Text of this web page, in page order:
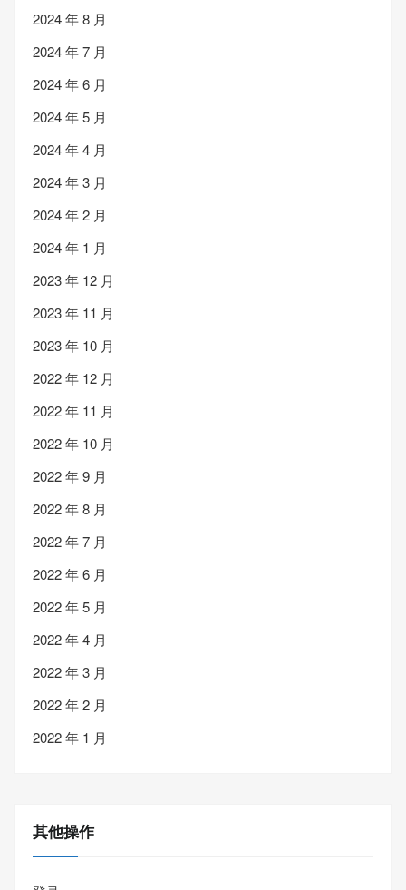
2024 年 8 月
2024 年 7 月
2024 年 6 月
2024 年 5 月
2024 年 4 月
2024 年 3 月
2024 年 2 月
2024 年 1 月
2023 年 12 月
2023 年 11 月
2023 年 10 月
2022 年 12 月
2022 年 11 月
2022 年 10 月
2022 年 9 月
2022 年 8 月
2022 年 7 月
2022 年 6 月
2022 年 5 月
2022 年 4 月
2022 年 3 月
2022 年 2 月
2022 年 1 月
其他操作